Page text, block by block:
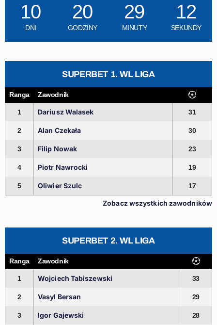
10
DNI
20
GODZINY
29
MINUTY
11
SEKUNDY
SUPERBET 1. WL LIGA
Ranga Zawodnik
1 Dariusz Walasek 31
2 Alan Czekała 30
3 Filip Nowak 23
4 Piotr Nawrocki 19
5 Oliwier Szulc 17
Zobacz wszystkich zawodników
SUPERBET 2. WL LIGA
Ranga Zawodnik
1 Wojciech Tabiszewski 33
2 Vasyl Bersan 29
3 Igor Gajewski 28